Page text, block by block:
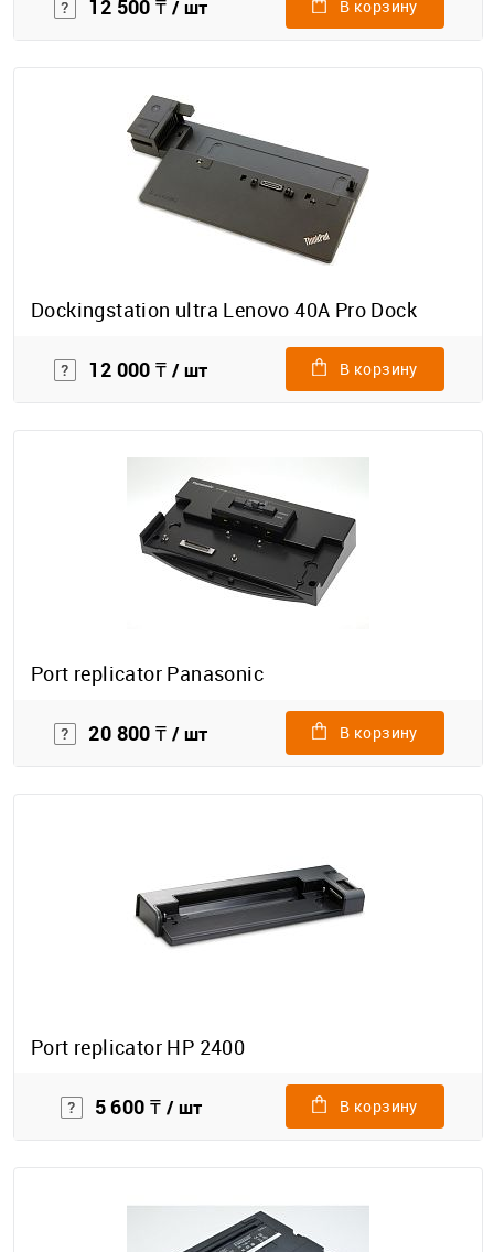
12 500 ₸ / шт В корзину
Dockingstation ultra Lenovo 40A Pro Dock
12 000 ₸ / шт В корзину
Port repliсator Panasonic
20 800 ₸ / шт В корзину
Port replicator HP 2400
5 600 ₸ / шт В корзину